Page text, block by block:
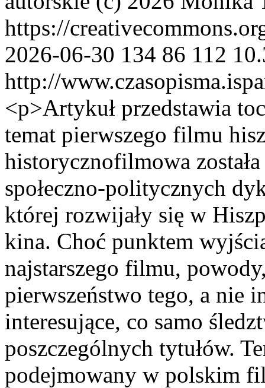
https://
2026-06-30 134 86 112
http://
<p>Artykuł przedstawia
temat pierwszego filmu
historycznofilmowa
społeczno-politycznych
której rozwijały się w
kina. Choć punktem
najstarszego filmu,
pierwszeństwo tego, a nie
interesujące, co samo
poszczególnych tytułów.
podejmowany w polskim